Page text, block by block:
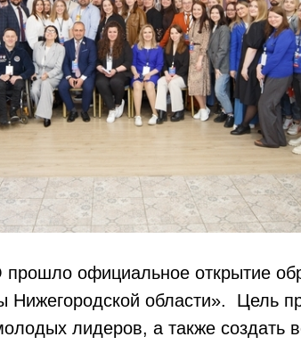
официальное открытие
области».
Цель
лидеров, а также создать